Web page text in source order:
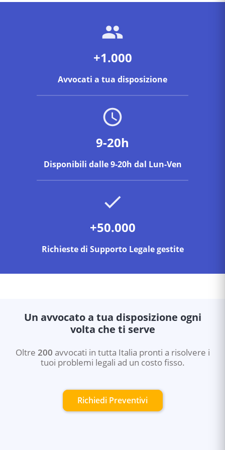
+1.000
Avvocati a tua disposizione
9-20h
Disponibili dalle 9-20h dal Lun-Ven
+50.000
Richieste di Supporto Legale gestite
Un avvocato a tua disposizione ogni
volta che ti serve
Oltre 200 avvocati in tutta Italia pronti a risolvere i
tuoi problemi legali ad un costo fisso.
Richiedi Preventivi